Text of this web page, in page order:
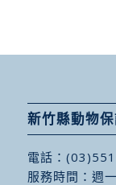
新竹縣動物
電話：
服務時間：週